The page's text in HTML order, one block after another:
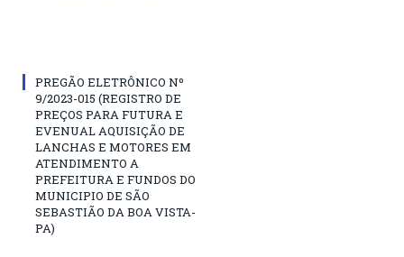
PREGÃO ELETRÔNICO Nº
9/2023-015 (REGISTRO DE
PREÇOS PARA FUTURA E
EVENUAL AQUISIÇÃO DE
LANCHAS E MOTORES EM
ATENDIMENTO A
PREFEITURA E FUNDOS DO
MUNICIPIO DE SÃO
SEBASTIÃO DA BOA VISTA-
PA)